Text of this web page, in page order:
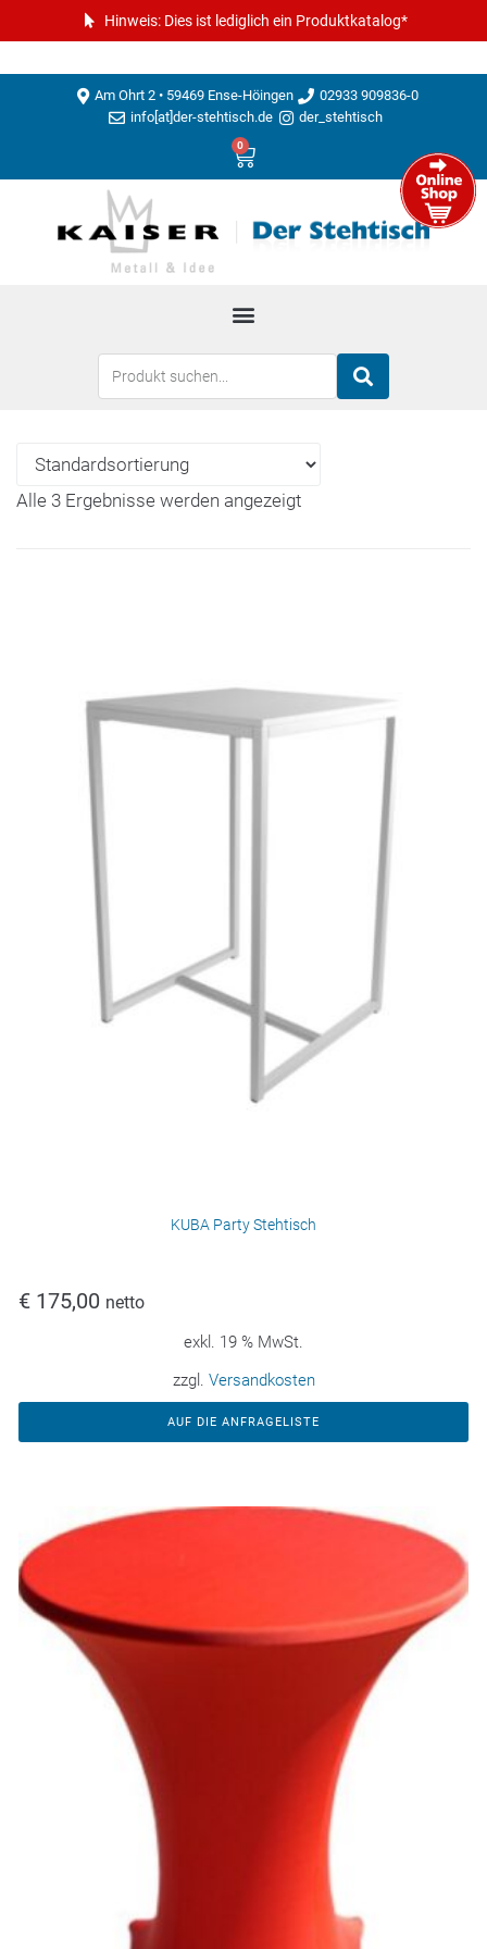
Hinweis: Dies ist lediglich ein Produktkatalog*
Am Ohrt 2 • 59469 Ense-Höingen
02933 909836-0
info[at]der-stehtisch.de
der_stehtisch
0
Alle 3 Ergebnisse werden angezeigt
KUBA Party Stehtisch
€ 175,00 netto
exkl. 19 % MwSt.
zzgl. Versandkosten
AUF DIE ANFRAGELISTE